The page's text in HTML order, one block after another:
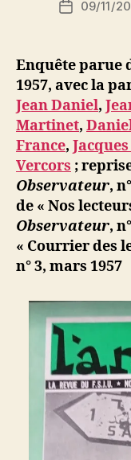
Date09/11/
Enquête parue
1957, avec la
Jean Daniel,
Martinet,
France,
Vercors ;
Observateur,
de « Nos
Observateur,
« Courrier des
n° 3, mars 1957